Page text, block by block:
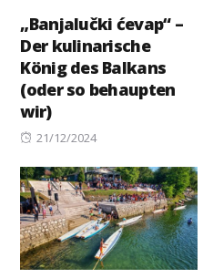
„Banjalučki ćevap“ –
Der kulinarische
König des Balkans
(oder so behaupten
wir)
Posted
21/12/2024